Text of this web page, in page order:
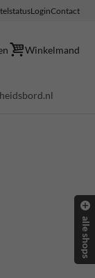
LoginContact
Winkelmand
alle shops